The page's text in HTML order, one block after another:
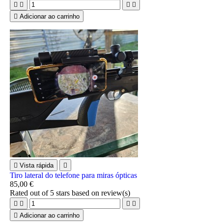
   
 Adicionar ao carrinho
 Vista rápida 
Tiro lateral do telefone para miras ópticas
85,00 €
Rated out of 5 stars based on review(s)
   
 Adicionar ao carrinho